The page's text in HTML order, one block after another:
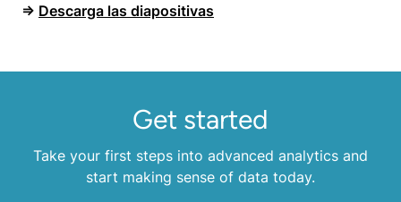
⇒ Descarga las diapositivas
Get started
Take your first steps into advanced analytics and
start making sense of data today.